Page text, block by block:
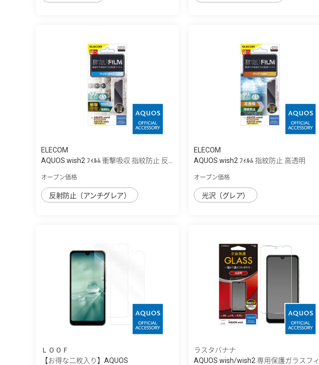
ELECOM
AQUOS wish2 ﾌｨﾙﾑ 衝撃吸収 指紋防止 反...
オープン価格
反射防止（アンチグレア）
ELECOM
AQUOS wish2 ﾌｨﾙﾑ 指紋防止 高透明
オープン価格
光沢（グレア）
ＬＯＯＦ
【お得な二枚入り】AQUOS
ラスタバナナ
AQUOS wish/wish2 専用保護ガラスフィ